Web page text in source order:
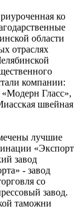
ко
области
отраслях
компании:
Гласс»,
швейная
лучшие
«Экспорт
завод
- завод
со
завод.
таможни